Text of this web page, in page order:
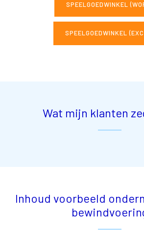
SPEELGOEDWINKEL
SPEELGOEDWINKEL
Wat mijn klanten
Inhoud voorbeeld